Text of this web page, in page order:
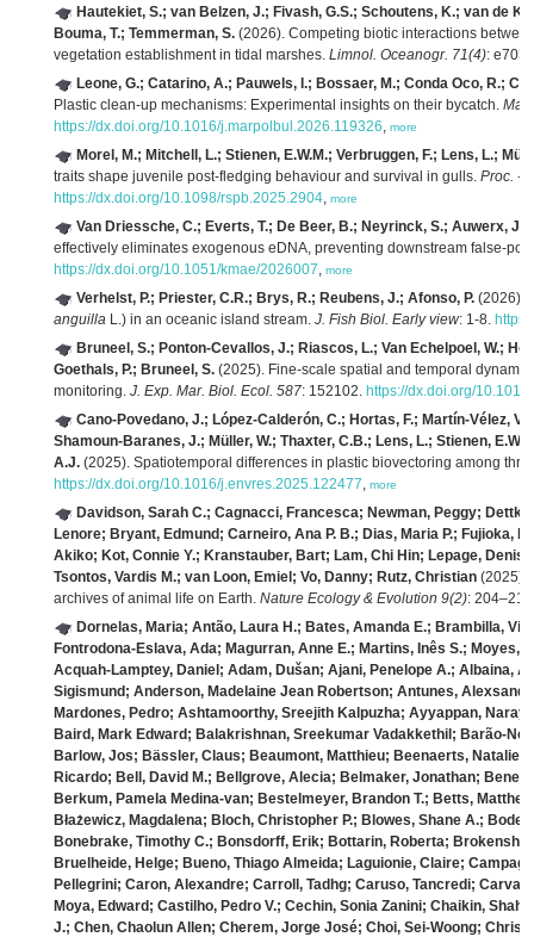
Hautekiet, S.; van Belzen, J.; Fivash, G.S.; Schoutens, K.; van de
Bouma, T.; Temmerman, S. (2026). Competing biotic interactions
vegetation establishment in tidal marshes. Limnol. Oceanogr. 71(4):
Leone, G.; Catarino, A.; Pauwels, I.; Bossaer, M.; Conda Oco, R.;
Plastic clean-up mechanisms: Experimental insights on their bycatch.
https://dx.doi.org/10.1016/j.marpolbul.2026.119326, more
Morel, M.; Mitchell, L.; Stienen, E.W.M.; Verbruggen, F.; Lens, L.;
traits shape juvenile post-fledging behaviour and survival in gulls. Proc. -
https://dx.doi.org/10.1098/rspb.2025.2904, more
Van Driessche, C.; Everts, T.; De Beer, B.; Neyrinck, S.; Auwerx, J.;
effectively eliminates exogenous eDNA, preventing downstream false-
https://dx.doi.org/10.1051/kmae/2026007, more
Verhelst, P.; Priester, C.R.; Brys, R.; Reubens, J.; Afonso, P. (2026).
anguilla L.) in an oceanic island stream. J. Fish Biol. Early view: 1-8.
Bruneel, S.; Ponton-Cevallos, J.; Riascos, L.; Van Echelpoel, W.;
Goethals, P.; Bruneel, S. (2025). Fine-scale spatial and temporal
monitoring. J. Exp. Mar. Biol. Ecol. 587: 152102. https://dx.doi.org/
Cano-Povedano, J.; López-Calderón, C.; Hortas, F.; Martín-Vélez,
Shamoun-Baranes, J.; Müller, W.; Thaxter, C.B.; Lens, L.; Stienen,
A.J. (2025). Spatiotemporal differences in plastic biovectoring among
https://dx.doi.org/10.1016/j.envres.2025.122477, more
Davidson, Sarah C.; Cagnacci, Francesca; Newman, Peggy;
Lenore; Bryant, Edmund; Carneiro, Ana P. B.; Dias, Maria P.; Fujioka,
Akiko; Kot, Connie Y.; Kranstauber, Bart; Lam, Chi Hin; Lepage,
Tsontos, Vardis M.; van Loon, Emiel; Vo, Danny; Rutz, Christian (2025).
archives of animal life on Earth. Nature Ecology & Evolution 9(2):
Dornelas, Maria; Antão, Laura H.; Bates, Amanda E.; Brambilla,
Fontrodona‐Eslava, Ada; Magurran, Anne E.; Martins, Inês S.; Moyes,
Acquah‐Lamptey, Daniel; Adam, Dušan; Ajani, Penelope A.; Albaina,
Sigismund; Anderson, Madelaine Jean Robertson; Antunes,
Mardones, Pedro; Ashtamoorthy, Sreejith Kalpuzha; Ayyappan,
Baird, Mark Edward; Balakrishnan, Sreekumar Vadakkethil;
Barlow, Jos; Bässler, Claus; Beaumont, Matthieu; Beenaerts, Natalie;
Ricardo; Bell, David M.; Bellgrove, Alecia; Belmaker, Jonathan;
Berkum, Pamela Medina‐van; Bestelmeyer, Brandon T.; Betts,
Błażewicz, Magdalena; Bloch, Christopher P.; Blowes, Shane A.;
Bonebrake, Timothy C.; Bonsdorff, Erik; Bottarin, Roberta;
Bruelheide, Helge; Bueno, Thiago Almeida; Laguionie, Claire;
Pellegrini; Caron, Alexandre; Carroll, Tadhg; Caruso, Tancredi;
Moya, Edward; Castilho, Pedro V.; Cechin, Sonia Zanini; Chaikin,
J.; Chen, Chaolun Allen; Cherem, Jorge José; Choi, Sei‐Woong;